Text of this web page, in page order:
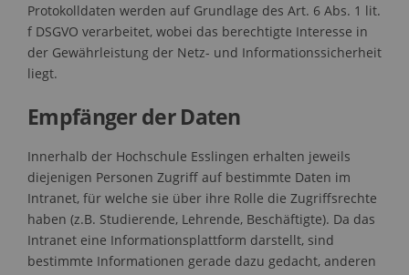
Protokolldaten werden auf Grundlage des Art. 6 Abs. 1 lit.
f DSGVO verarbeitet, wobei das berechtigte Interesse in
der Gewährleistung der Netz- und Informationssicherheit
liegt.
Empfänger der Daten
Innerhalb der Hochschule Esslingen erhalten jeweils
diejenigen Personen Zugriff auf bestimmte Daten im
Intranet, für welche sie über ihre Rolle die Zugriffsrechte
haben (z.B. Studierende, Lehrende, Beschäftigte). Da das
Intranet eine Informationsplattform darstellt, sind
bestimmte Informationen gerade dazu gedacht, anderen